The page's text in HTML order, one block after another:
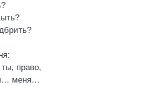
право,
меня…